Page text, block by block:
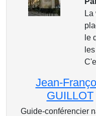
La
le
Jean-
GUILLOT
Guide-conférencier